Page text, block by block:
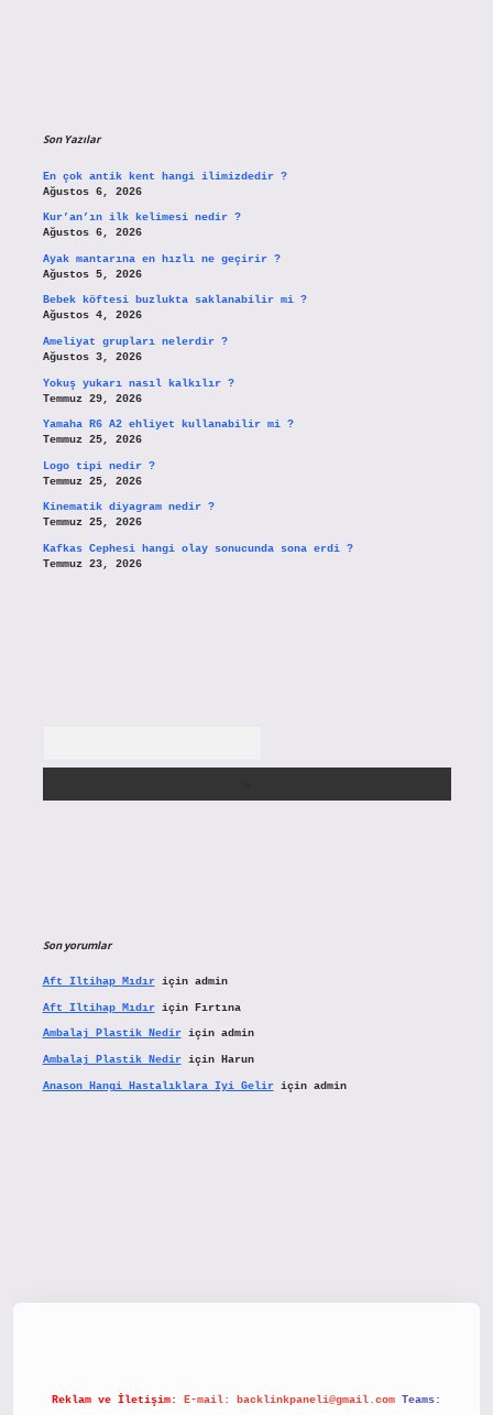
Son Yazılar
En çok antik kent hangi ilimizdedir ?
Ağustos 6, 2026
Kur’an’ın ilk kelimesi nedir ?
Ağustos 6, 2026
Ayak mantarına en hızlı ne geçirir ?
Ağustos 5, 2026
Bebek köftesi buzlukta saklanabilir mi ?
Ağustos 4, 2026
Ameliyat grupları nelerdir ?
Ağustos 3, 2026
Yokuş yukarı nasıl kalkılır ?
Temmuz 29, 2026
Yamaha R6 A2 ehliyet kullanabilir mi ?
Temmuz 25, 2026
Logo tipi nedir ?
Temmuz 25, 2026
Kinematik diyagram nedir ?
Temmuz 25, 2026
Kafkas Cephesi hangi olay sonucunda sona erdi ?
Temmuz 23, 2026
Son yorumlar
Aft Iltihap Mıdıriçin admin
Aft Iltihap Mıdıriçin Fırtına
Ambalaj Plastik Nediriçin admin
Ambalaj Plastik Nediriçin Harun
Anason Hangi Hastalıklara Iyi Geliriçin admin
Reklam ve İletişim: E-mail: backlinkpaneli@gmail.com Teams: